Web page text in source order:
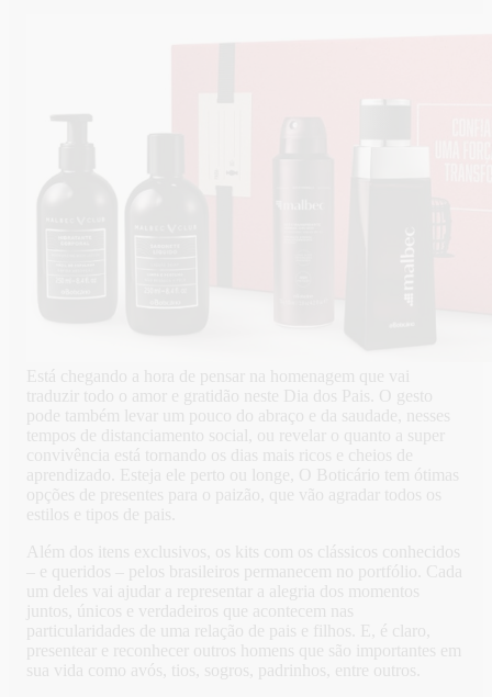
Está chegando a hora de pensar na homenagem que vai
traduzir todo o amor e gratidão neste Dia dos Pais. O gesto
pode também levar um pouco do abraço e da saudade, nesses
tempos de distanciamento social, ou revelar o quanto a super
convivência está tornando os dias mais ricos e cheios de
aprendizado. Esteja ele perto ou longe, O Boticário tem ótimas
opções de presentes para o paizão, que vão agradar todos os
estilos e tipos de pais.
Além dos itens exclusivos, os kits com os clássicos conhecidos
– e queridos – pelos brasileiros permanecem no portfólio. Cada
um deles vai ajudar a representar a alegria dos momentos
juntos, únicos e verdadeiros que acontecem nas
particularidades de uma relação de pais e filhos. E, é claro,
presentear e reconhecer outros homens que são importantes em
sua vida como avós, tios, sogros, padrinhos, entre outros.